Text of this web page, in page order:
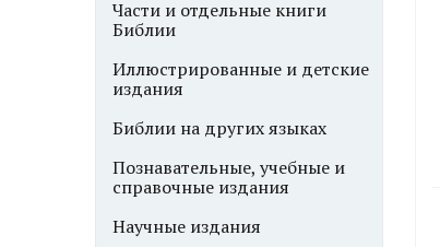
Части и отдельные книги
Библии
Иллюстрированные и детские
издания
Библии на других языках
Познавательные, учебные и
справочные издания
Научные издания